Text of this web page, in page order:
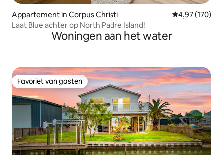
Appartement in Corpus Christi Gemiddelde
4,97 (170)
Laat Blue achter op North Padre Island!
Woningen aan het water
Favoriet van gasten
Favoriet van gasten